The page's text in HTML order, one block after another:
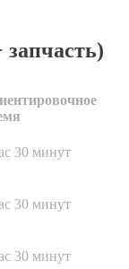
30 минут
30 минут
30 минут